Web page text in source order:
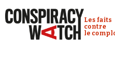
Les faits
contre
le